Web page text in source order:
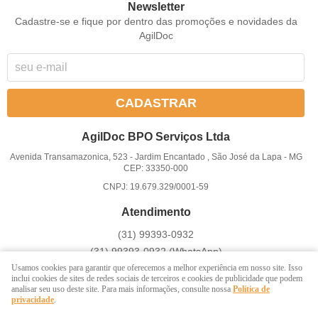
Newsletter
Cadastre-se e fique por dentro das promoções e novidades da
AgilDoc
CADASTRAR
AgilDoc BPO Serviços Ltda
Avenida Transamazonica, 523 - Jardim Encantado , São José da Lapa- MG
CEP: 33350-000
CNPJ: 19.679.329/0001-59
Atendimento
(31) 99393-0932
(31)99393-0932(WhatsApp)
Atendemos somente em dias úteis de Segunda à Sexta-feira das
8 ás 17h
Usamos cookies para garantir que oferecemos a melhor experiência em nosso site. Isso
inclui cookies de sites de redes sociais de terceiros e cookies de publicidade que podem
analisar seu uso deste site. Para mais informações, consulte nossa Política de
privacidade.